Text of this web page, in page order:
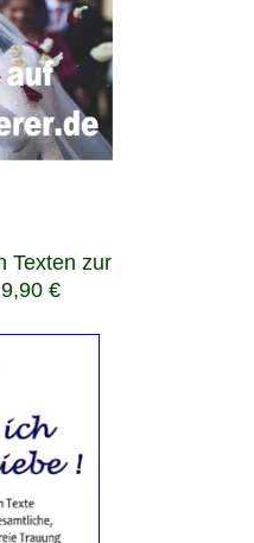
Texten zur
€